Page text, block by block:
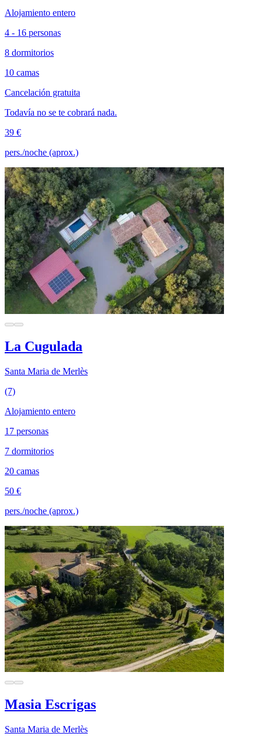
Alojamiento entero
4 - 16 personas
8 dormitorios
10 camas
Cancelación gratuita
Todavía no se te cobrará nada.
39 €
pers./noche (aprox.)
La Cugulada
Santa Maria de Merlès
(7)
Alojamiento entero
17 personas
7 dormitorios
20 camas
50 €
pers./noche (aprox.)
Masia Escrigas
Santa Maria de Merlès